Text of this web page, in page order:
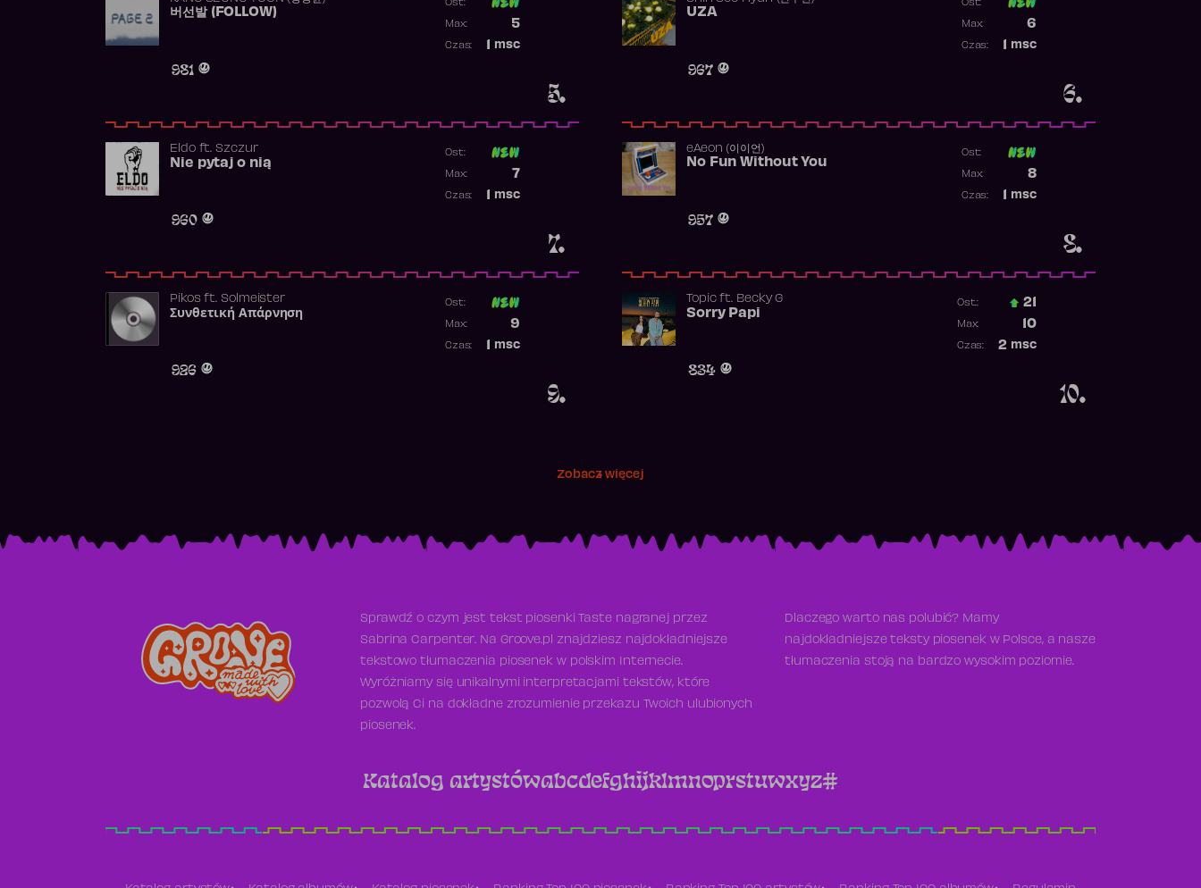
5.
버선발 (FOLLOW)
981
Ost:
5
Max:
msc
Czas:
6.
UZA
967
Ost:
6
Max:
msc
Czas:
7.
Eldoft. Szczur
Nie pytaj o nią
960
Ost:
7
Max:
msc
Czas:
8.
​eAeon (이이언)
No Fun Without You
957
Ost:
8
Max:
msc
Czas:
9.
Pikosft. Solmeister
Συνθετική Απάρνηση
926
Ost:
9
Max:
msc
Czas:
10.
Topicft. Becky G
Sorry Papi
834
Ost.: 21
10
Max:
2 msc
Czas:
Zobacz więcej
Sprawdź o czym jest tekst piosenki Taste nagranej przez
Sabrina Carpenter. Na Groove.pl znajdziesz najdokładniejsze
tekstowo tłumaczenia piosenek w polskim Internecie.
Wyróżniamy się unikalnymi interpretacjami tekstów, które
pozwolą Ci na dokładne zrozumienie przekazu Twoich ulubionych
piosenek.
Dlaczego warto nas polubić? Mamy
najdokładniejsze teksty piosenek w Polsce, a nasze
tłumaczenia stoją na bardzo wysokim poziomie.
Katalog artystówabcdefghijklmnoprstuwxyz#